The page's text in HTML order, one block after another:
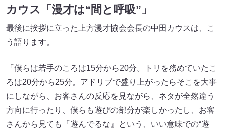
カウス「漫才は“間と呼吸”」
最後に挨拶に立った上方漫才協会会長の中田カウスは、こ
う語ります。
「僕らは若手のころは15分から20分。トリを務めていたこ
ろは20分から25分。アドリブで盛り上がったらそこを大事
にしながら、お客さんの反応を見ながら、ネタが全然違う
方向に行ったり、僕らも遊びの部分が楽しかったし、お客
さんから見ても『遊んでるな』という、いい意味での“遊